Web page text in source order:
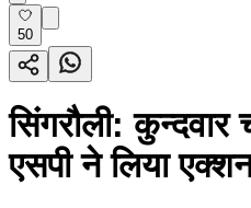
50
सिंगरौली:
एसपी ने लिया